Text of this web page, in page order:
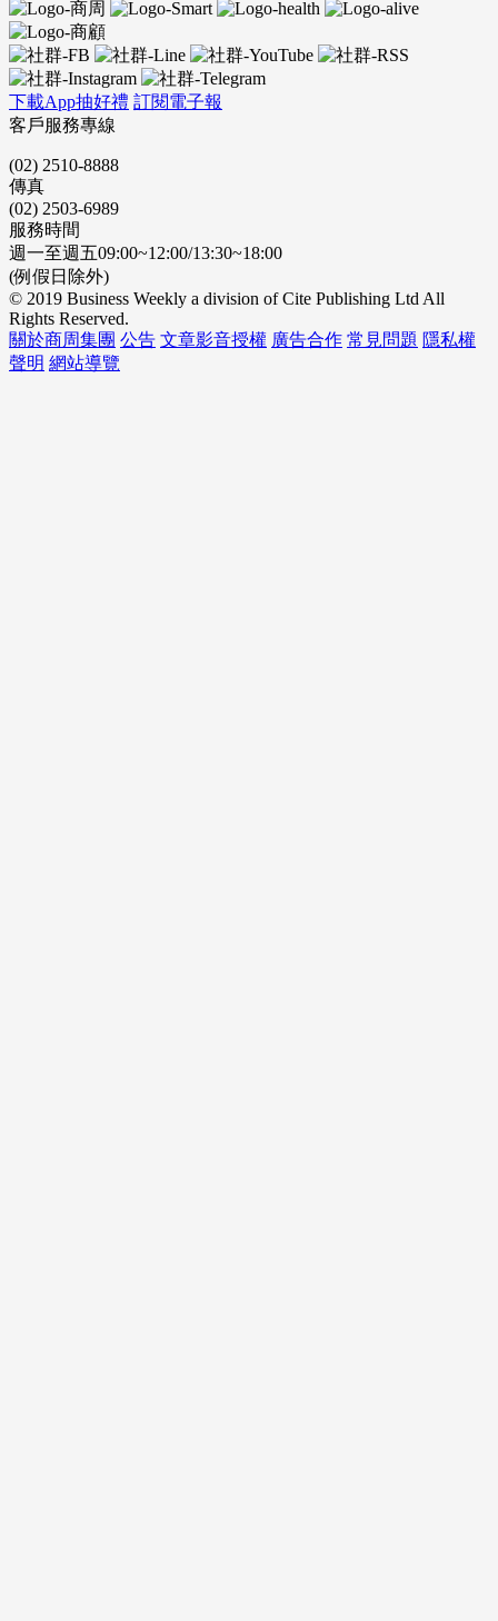
下載App抽好禮 訂閱電子報
客戶服務專線
(02) 2510-8888
傳真
(02) 2503-6989
服務時間
週一至週五09:00~12:00/13:30~18:00
(例假日除外)
© 2019 Business Weekly a division of Cite Publishing Ltd All
Rights Reserved.
關於商周集團 公告 文章影音授權 廣告合作 常見問題 隱私權
聲明 網站導覽